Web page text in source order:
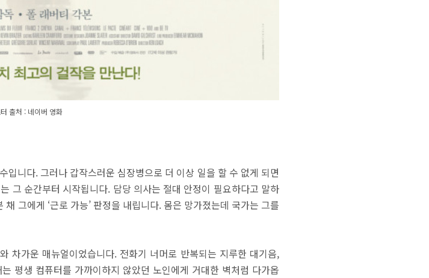
출처 : 네이버 영화
니다. 그러나 갑작스러운 심장병으로 더 이상 일을 할 수 없게 되면
그 순간부터 시작됩니다. 담당 의사는 절대 안정이 필요하다고 말하
그에게 ‘근로 가능’ 판정을 내립니다. 몸은 망가졌는데 국가는 그를
차가운 매뉴얼이었습니다. 전화기 너머로 반복되는 지루한 대기음,
평생 컴퓨터를 가까이하지 않았던 노인에게 거대한 벽처럼 다가옵